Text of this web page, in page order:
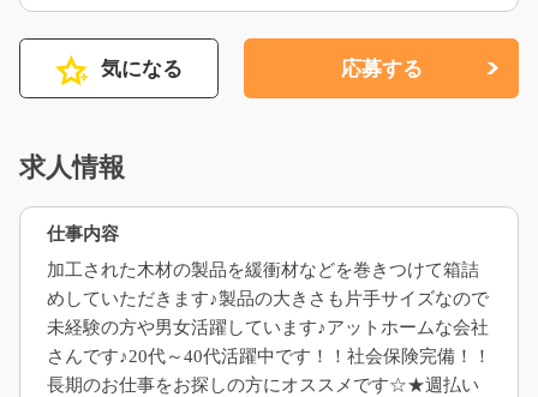
気になる 応募する
求人情報
仕事内容
加工された木材の製品を緩衝材などを巻きつけて箱詰
めしていただきます♪製品の大きさも片手サイズなので
未経験の方や男女活躍しています♪アットホームな会社
さんです♪20代～40代活躍中です！！社会保険完備！！
長期のお仕事をお探しの方にオススメです☆★週払い